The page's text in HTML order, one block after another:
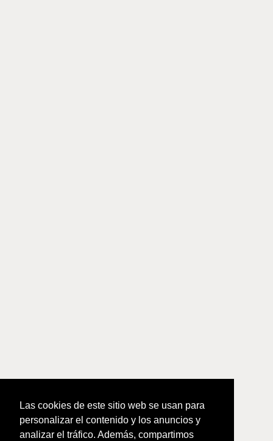
Las cookies de este sitio web se usan para
personalizar el contenido y los anuncios y
analizar el tráfico. Además, compartimos